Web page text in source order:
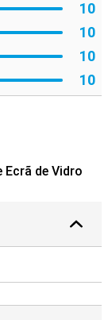
10
10
10
10
de Vidro